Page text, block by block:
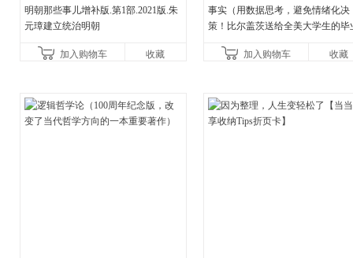
明朝那些事儿增补版.第1部.2021版.朱
元璋建立统治明朝
加入购物车 收藏
事实（用数据思考，避免情绪化决
策！比尔盖茨送给全美大学生的毕
书！）读客经管文库
加入购物车 收藏